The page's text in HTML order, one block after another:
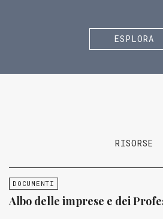
ESPLORA
RISORSE
DOCUMENTI
Albo delle imprese e dei